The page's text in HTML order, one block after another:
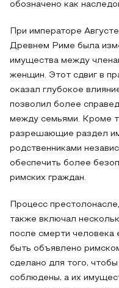
обозначено как
При императоре
Древнем Риме была
имущества между
женщин. Этот сдвиг в
оказал глубокое
позволил более
между семьями. Кроме
разрешающие раздел
родственниками
обеспечить более
римских граждан.
Процесс
также включал
после смерти
быть объявлено
сделано для того,
соблюдены, а их